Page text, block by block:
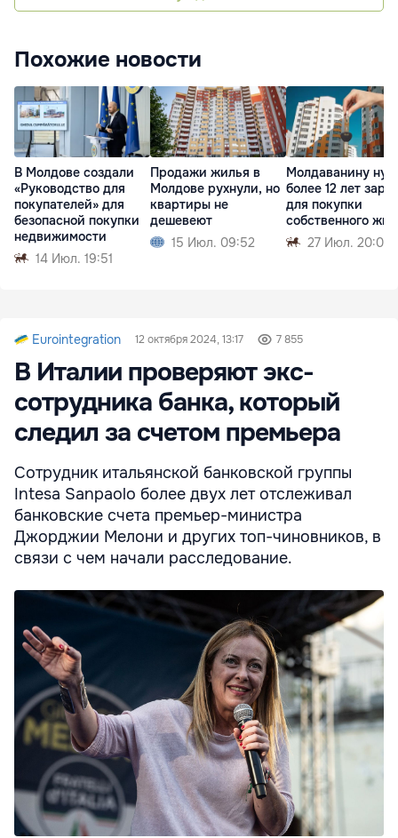
Похожие новости
В Молдове создали
«Руководство для
покупателей» для
безопасной покупки
недвижимости
14 Июл. 19:51
Продажи жилья в
Молдове рухнули, но
квартиры не
дешевеют
15 Июл. 09:52
Молдаванину
более 12 лет
для покупки
собственного
27 Июл. 20:00
Eurointegration 12 октября 2024, 13:17 7 855
В Италии проверяют экс-
сотрудника банка, который
следил за счетом премьера
Сотрудник итальянской банковской группы
Intesa Sanpaolo более двух лет отслеживал
банковские счета премьер-министра
Джорджии Мелони и других топ-чиновников, в
связи с чем начали расследование.